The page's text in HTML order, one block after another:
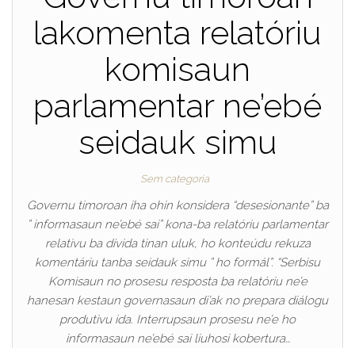
lakomenta relatóriu
komisaun
parlamentar ne’ebé
seidauk simu
Sem categoria
Governu timoroan iha ohin konsidera “desesionante” ba
” informasaun ne’ebé sai” kona-ba relatóriu parlamentar
relativu ba dívida tinan uluk, ho konteúdu rekuza
komentáriu tanba seidauk simu ” ho formál”. “Serbisu
Komisaun no prosesu resposta ba relatóriu ne’e
hanesan kestaun governasaun di’ak no prepara diálogu
produtivu ida. Interrupsaun prosesu ne’e ho
informasaun ne’ebé sai liuhosi kobertura…